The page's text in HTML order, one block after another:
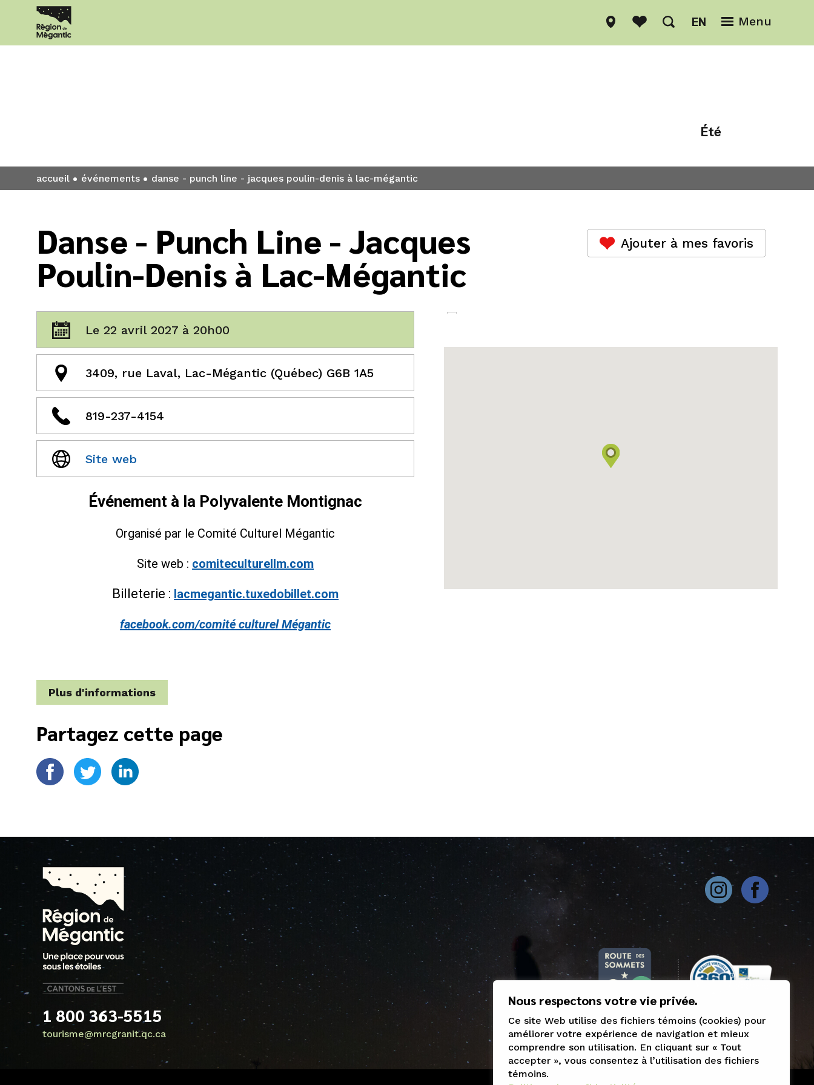
Menu
EN
Été
accueil événements danse - punch line - jacques poulin-denis à lac-mégantic
Danse - Punch Line - Jacques
Poulin-Denis à Lac-Mégantic
Ajouter à mes favoris
Le 22 avril 2027 à 20h00
3409, rue Laval, Lac-Mégantic (Québec) G6B 1A5
819-237-4154
Site web
Événement à la Polyvalente Montignac
Organisé par le Comité Culturel Mégantic
Site web : comiteculturellm.com
Billeterie : lacmegantic.tuxedobillet.com
facebook.com/comité culturel Mégantic
Plus d'informations
Partagez cette page
1 800 363-5515
tourisme@mrcgranit.qc.ca
Nous respectons votre vie privée.
Ce site Web utilise des fichiers témoins (cookies) pour
améliorer votre expérience de navigation et mieux
comprendre son utilisation. En cliquant sur « Tout
accepter », vous consentez à l’utilisation des fichiers
témoins.